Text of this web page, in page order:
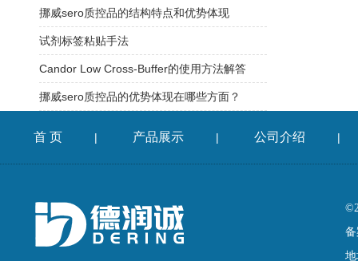
挪威sero质控品的结构特点和优势体现
试剂标签粘贴手法
Candor Low Cross-Buffer的使用方法解答
挪威sero质控品的优势体现在哪些方面？
首 页 | 产品展示 | 公司介绍 |
备